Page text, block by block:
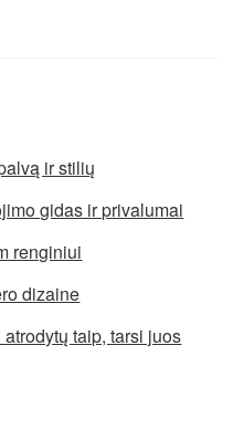
ir stilių
gidas ir privalumai
renginiui
dizaine
taip, tarsi juos